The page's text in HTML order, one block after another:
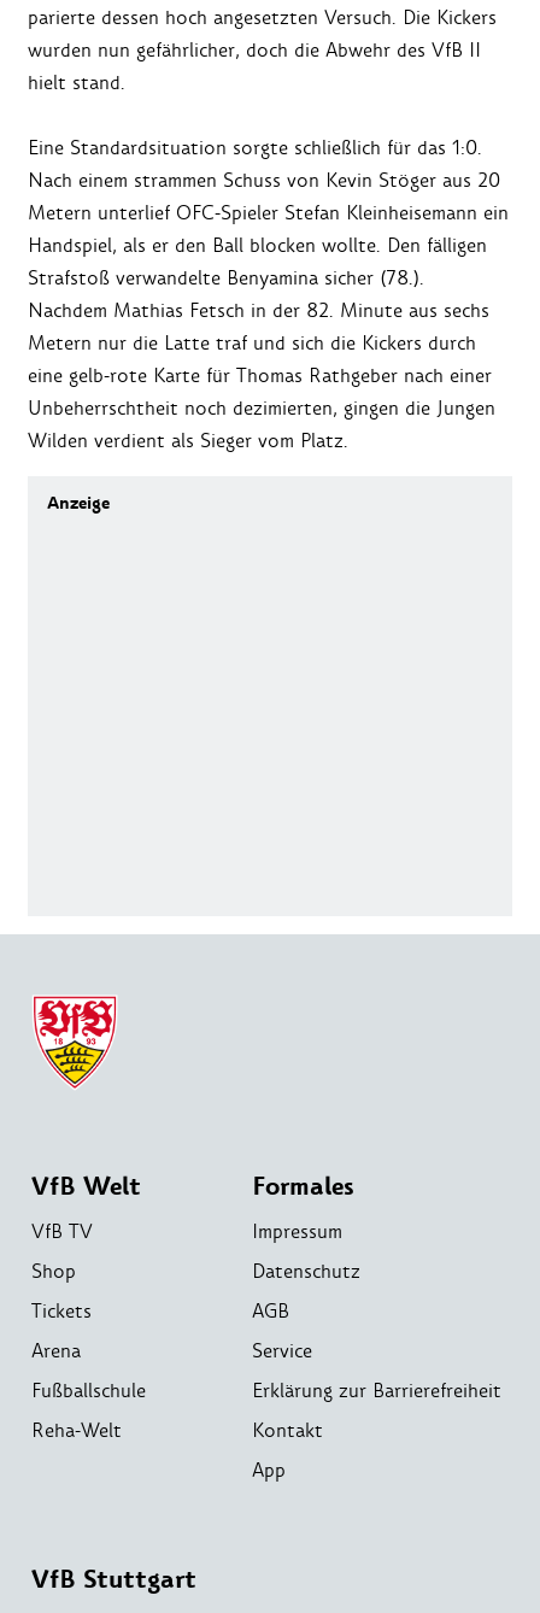
parierte dessen hoch angesetzten Versuch. Die Kickers
wurden nun gefährlicher, doch die Abwehr des VfB II
hielt stand.
Eine Standardsituation sorgte schließlich für das 1:0.
Nach einem strammen Schuss von Kevin Stöger aus 20
Metern unterlief OFC-Spieler Stefan Kleinheisemann ein
Handspiel, als er den Ball blocken wollte. Den fälligen
Strafstoß verwandelte Benyamina sicher (78.).
Nachdem Mathias Fetsch in der 82. Minute aus sechs
Metern nur die Latte traf und sich die Kickers durch
eine gelb-rote Karte für Thomas Rathgeber nach einer
Unbeherrschtheit noch dezimierten, gingen die Jungen
Wilden verdient als Sieger vom Platz.
VfB Welt
VfB TV
Shop
Tickets
Arena
Fußballschule
Reha-Welt
Formales
Impressum
Datenschutz
AGB
Service
Erklärung zur Barrierefreiheit
Kontakt
App
VfB Stuttgart